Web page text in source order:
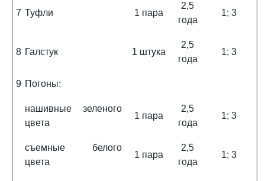
7 Туфли 1 пара
2,5
года
1; 3
8 Галстук 1 штука
2,5
года
1; 3
9 Погоны:
нашивные зеленого
цвета
1 пара
2,5
года
1; 3
съемные белого
цвета
1 пара
2,5
года
1; 3